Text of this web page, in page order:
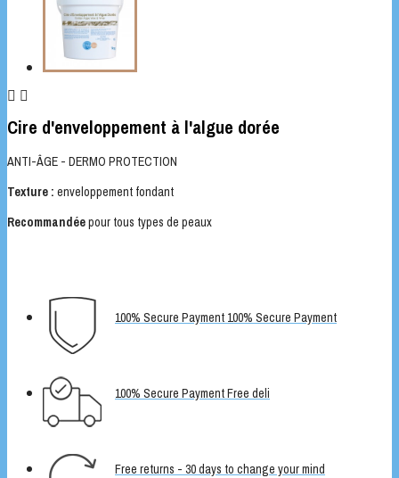
 
Cire d'enveloppement à l'algue dorée
ANTI-ÂGE - DERMO PROTECTION
Texture : enveloppement fondant
Recommandéepour tous types de peaux
100% Secure Payment 100% Secure Payment
100% Secure Payment Free deli
Free returns - 30 days to change your mind